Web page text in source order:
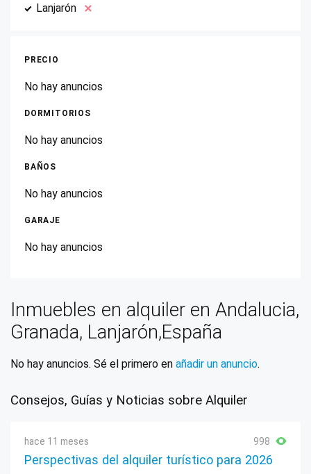
Lanjarón
PRECIO
No hay anuncios
DORMITORIOS
No hay anuncios
BAÑOS
No hay anuncios
GARAJE
No hay anuncios
Inmuebles en alquiler en Andalucia,
Granada, Lanjarón,España
No hay anuncios. Sé el primero en añadir un anuncio.
Consejos, Guías y Noticias sobre Alquiler
hace 11 meses 998
Perspectivas del alquiler turístico para 2026